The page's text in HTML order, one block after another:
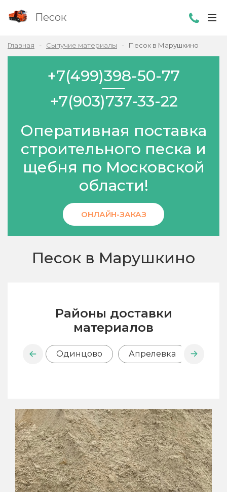
Песок
Главная Сыпучие материалы Песок в Марушкино
+7(499)398-50-77
+7(903)737-33-22
Оперативная поставка
строительного песка и
щебня по Московской
области!
ОНЛАЙН-ЗАКАЗ
Песок в Марушкино
Районы доставки
материалов
Одинцово Апрелевка